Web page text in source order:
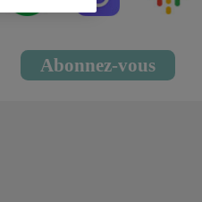
Abonnez-vous